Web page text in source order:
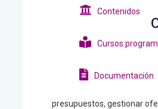
Contenidos
Cursos
Documentación
presupuestos, gestionar